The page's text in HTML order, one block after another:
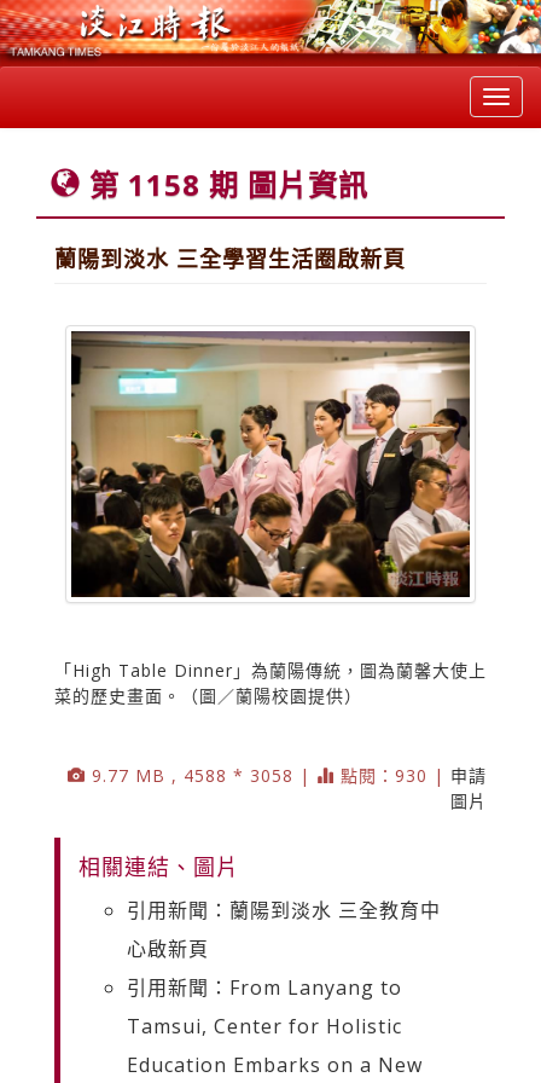
第 1158 期 圖片資訊
蘭陽到淡水 三全學習生活圈啟新頁
「High Table Dinner」為蘭陽傳統，圖為蘭馨大使上
菜的歷史畫面。（圖／蘭陽校園提供）
9.77 MB , 4588 * 3058 | 點閱：930 | 申請
圖片
相關連結、圖片
引用新聞：蘭陽到淡水 三全教育中
心啟新頁
引用新聞：From Lanyang to
Tamsui, Center for Holistic
Education Embarks on a New